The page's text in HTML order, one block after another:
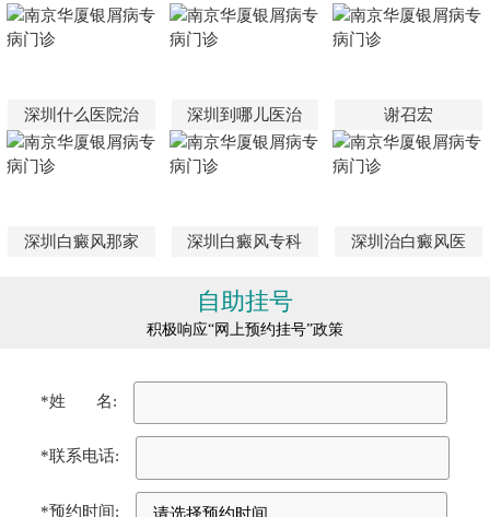
深圳什么医院治 深圳到哪儿医治 谢召宏
深圳白癜风那家 深圳白癜风专科 深圳治白癜风医
自助挂号
积极响应“网上预约挂号”政策
*姓 名:
*联系电话:
*预约时间: